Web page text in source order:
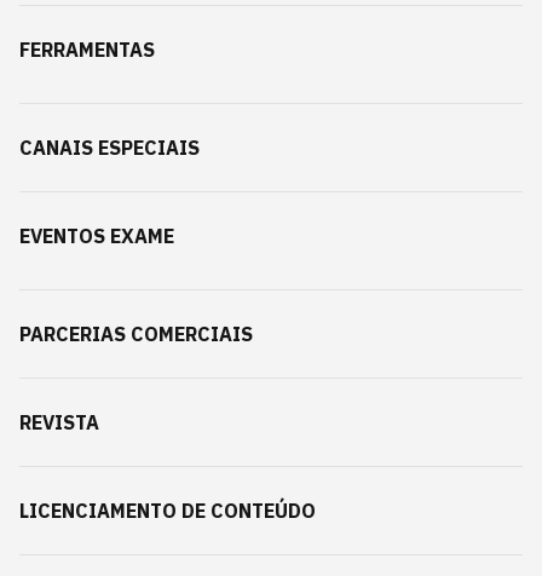
FERRAMENTAS
CANAIS ESPECIAIS
EVENTOS EXAME
PARCERIAS COMERCIAIS
REVISTA
LICENCIAMENTO DE CONTEÚDO